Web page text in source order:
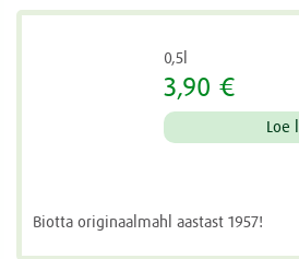
0,5l
3,90 €
Loe
Biotta originaalmahl aastast 1957!